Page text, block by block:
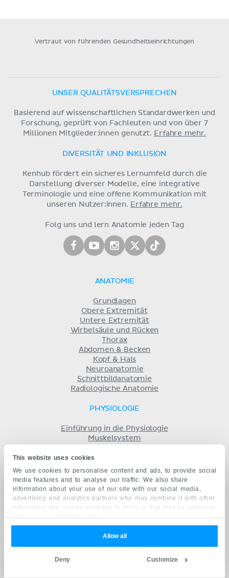
This website uses cookies
We use cookies to personalise content and ads, to provide social
media features and to analyse our traffic. We also share
information about your use of our site with our social media,
advertising and analytics partners who may combine it with other
information that you’ve provided to them or that they’ve collected
from your use of their services.
Allow all
Customize
Deny
Vertraut von führenden Gesundheitseinrichtungen
UNSER QUALITÄTSVERSPRECHEN
Basierend auf wissenschaftlichen Standardwerken und
Forschung, geprüft von Fachleuten und von über 7
Millionen Mitglieder:innen genutzt. Erfahre mehr.
DIVERSITÄT UND INKLUSION
Kenhub fördert ein sicheres Lernumfeld durch die
Darstellung diverser Modelle, eine integrative
Terminologie und eine offene Kommunikation mit
unseren Nutzer:innen. Erfahre mehr.
Folg uns und lern Anatomie jeden Tag
ANATOMIE
Grundlagen
Obere Extremität
Untere Extremität
Wirbelsäule und Rücken
Thorax
Abdomen & Becken
Kopf & Hals
Neuroanatomie
Schnittbildanatomie
Radiologische Anatomie
PHYSIOLOGIE
Einführung in die Physiologie
Muskelsystem
Herz-Kreislauf-System
Lymphatisches System und Immunsystem
Endokrines System
Respiratorisches System
Verdauungssystem
Harnsystem
Fortpflanzungssystem
HISTOLOGIE